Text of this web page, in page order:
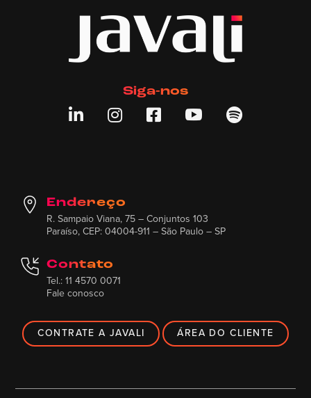
Siga-nos
    
Endereço
R. Sampaio Viana, 75 – Conjuntos 103
Paraíso, CEP: 04004-911 – São Paulo – SP
Contato
Tel.: 11 4570 0071
Fale conosco
CONTRATE A JAVALI ÁREA DO CLIENTE